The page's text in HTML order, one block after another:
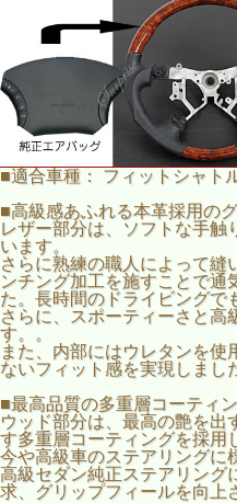
■適合車種： フィットシャト
■高級感あふれる本革採用の
レザー部分は、ソフトな手触
います。
さらに熟練の職人によって縫
ンチング加工を施すことで通
た。長時間のドライビングで
さらに、スポーティーさと高
す。。
また、内部にはウレタンを使
ないフィット感を実現しまし
■最高品質の多重層コーティ
ウッド部分は、最高の艶を出
す多重層コーティングを採用
今や高級車のステアリングに
高級セダン純正ステアリング
求、グリップフィールを向上